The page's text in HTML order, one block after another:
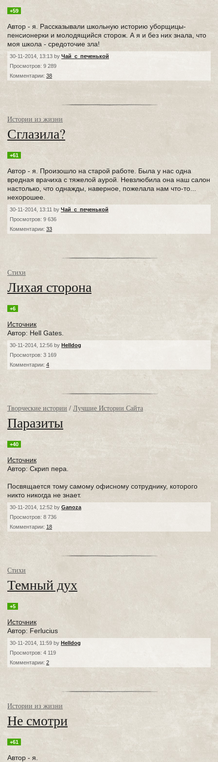
+59
Автор - я. Рассказывали школьную историю уборщицы-
пенсионерки и молодящийся сторож. А я и без них знала, что
моя школа - средоточие зла!
30-11-2014, 13:13 by Чай_с_печенькой
Просмотров: 9 289
Комментарии: 38
Истории из жизни
Сглазила?
+61
Автор - я. Произошло на старой работе. Была у нас одна
вредная врачиха с тяжелой аурой. Невзлюбила она наш салон
настолько, что однажды, наверное, пожелала нам что-то...
нехорошее.
30-11-2014, 13:11 by Чай_с_печенькой
Просмотров: 9 636
Комментарии: 33
Стихи
Лихая сторона
+6
Источник
Автор: Hell Gates.
30-11-2014, 12:56 by Helldog
Просмотров: 3 169
Комментарии: 4
Творческие истории / Лучшие Истории Сайта
Паразиты
+40
Источник
Автор: Скрип пера.
Посвящается тому самому офисному сотруднику, которого
никто никогда не знает.
30-11-2014, 12:52 by Ganoza
Просмотров: 8 736
Комментарии: 18
Стихи
Темный дух
+5
Источник
Автор: Ferlucius
30-11-2014, 11:59 by Helldog
Просмотров: 4 119
Комментарии: 2
Истории из жизни
Не смотри
+61
Автор - я.